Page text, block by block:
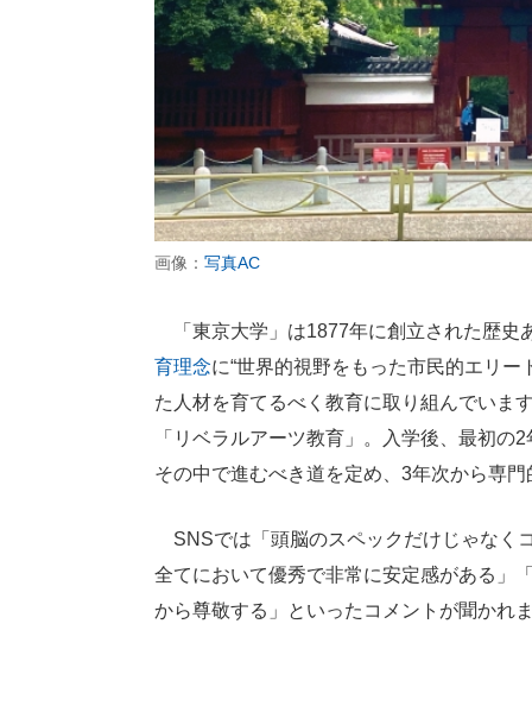
画像： 写真AC
「東京大学」は1877年に創立された歴史
育理念に“世界的視野をもった市民的エリ
た人材を育てるべく教育に取り組んでいま
「リベラルアーツ教育」。入学後、最初
その中で進むべき道を定め、3年次から専
SNSでは「頭脳のスペックだけじゃなく
全てにおいて優秀で非常に安定感がある」
から尊敬する」といったコメントが聞かれ